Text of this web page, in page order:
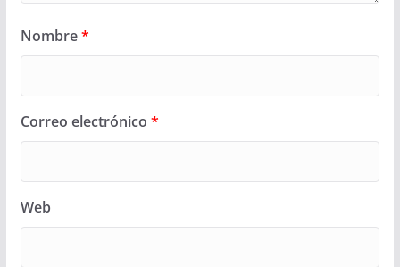
Nombre*
Correo electrónico *
Web